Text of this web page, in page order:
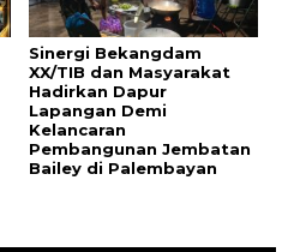
Sinergi Bekangdam
XX/TIB dan Masyarakat
Hadirkan Dapur
Lapangan Demi
Kelancaran
Pembangunan Jembatan
Bailey di Palembayan